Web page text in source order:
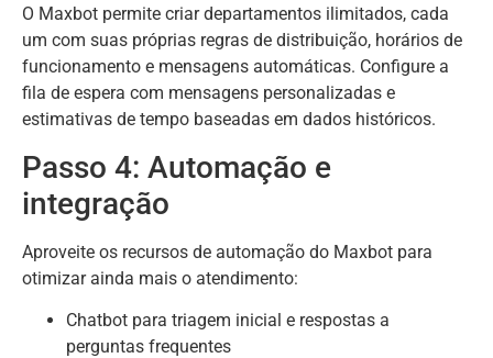
O Maxbot permite criar departamentos ilimitados, cada
um com suas próprias regras de distribuição, horários de
funcionamento e mensagens automáticas. Configure a
fila de espera com mensagens personalizadas e
estimativas de tempo baseadas em dados históricos.
Passo 4: Automação e
integração
Aproveite os recursos de automação do Maxbot para
otimizar ainda mais o atendimento:
Chatbot para triagem inicial e respostas a
perguntas frequentes